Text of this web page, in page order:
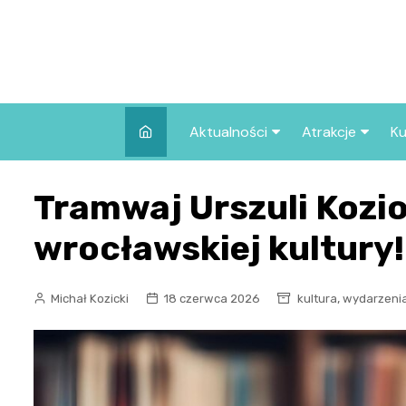
Aktualności
Wszystkie wpisy
Atrakcje
we Wrocławiu
Co warto
Wrocławiu?
Tramwaj Urszuli
wrocławskiej kultury!
Michał Kozicki 18 czerwca 2026 kultura,